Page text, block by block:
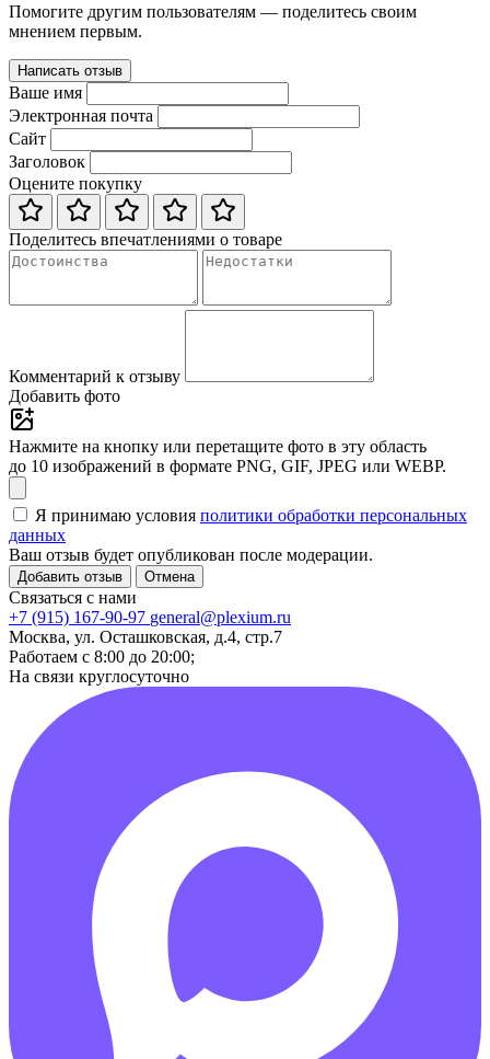
Помогите другим пользователям — поделитесь своим
мнением первым.
Написать отзыв
Ваше имя
Электронная почта
Сайт
Заголовок
Оцените покупку
Поделитесь впечатлениями о товаре
Комментарий к отзыву
Добавить фото
Нажмите на кнопку или перетащите фото в эту область
до 10 изображений в формате PNG, GIF, JPEG или WEBP.
Я принимаю условия политики обработки персональных
данных
Ваш отзыв будет опубликован после модерации.
Добавить отзыв Отмена
Связаться с нами
+7 (915) 167-90-97 general@plexium.ru
Москва, ул. Осташковская, д.4, стр.7
Работаем с 8:00 до 20:00;
На связи круглосуточно